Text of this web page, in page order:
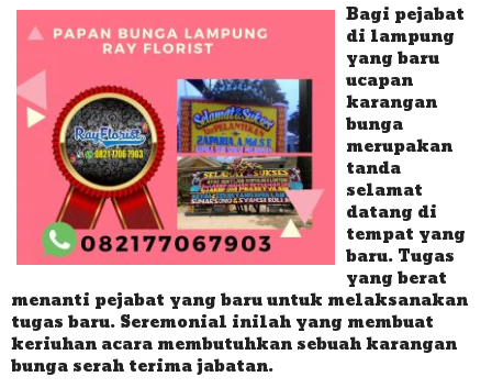
Bagi pejabat
di lampung
yang baru
ucapan
karangan
bunga
merupakan
tanda
selamat
datang di
tempat yang
baru. Tugas
yang berat
menanti pejabat yang baru untuk melaksanakan
tugas baru. Seremonial inilah yang membuat
keriuhan acara membutuhkan sebuah karangan
bunga serah terima jabatan.